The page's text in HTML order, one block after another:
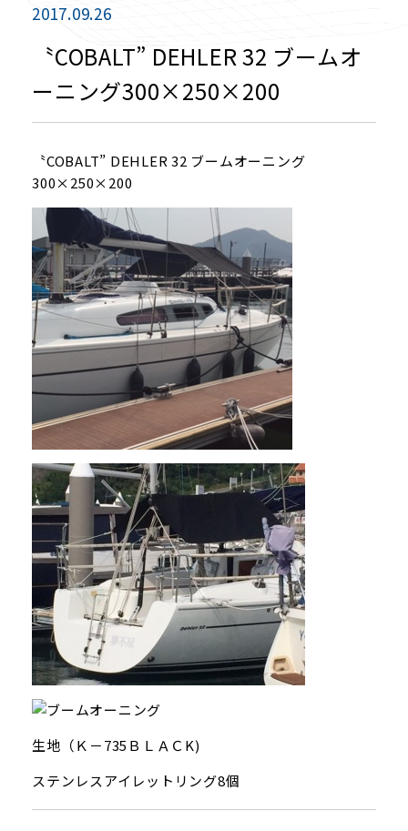
2017.09.26
〝COBALT” DEHLER 32 ブームオ
ーニング300×250×200
〝COBALT” DEHLER 32 ブームオーニング
300×250×200
生地（Ｋ－735ＢＬＡＣK)
ステンレスアイレットリング8個